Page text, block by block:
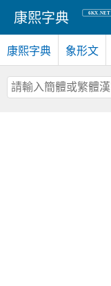
康熙字典 6KX.NET
康熙字典 象形文